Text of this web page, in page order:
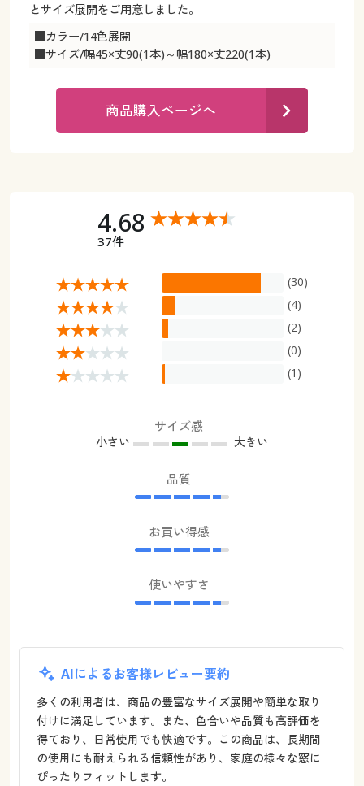
カタログ無料プレゼント
ご利用ガイド
よくある質問とお問い合わせ
会員メニュー
マイページ
閲覧履歴
ご利用ガイド
とサイズ展開をご用意しました。
■カラー/14色展開
■サイズ/幅45×丈90(1本)～幅180×丈220(1本)
商品購入ページへ
4.68
37件
(30)
(4)
(2)
(0)
(1)
サイズ感
小さい 大きい
品質
お買い得感
使いやすさ
AIによるお客様レビュー要約
多くの利用者は、商品の豊富なサイズ展開や簡単な取り
付けに満足しています。また、色合いや品質も高評価を
得ており、日常使用でも快適です。この商品は、長期間
の使用にも耐えられる信頼性があり、家庭の様々な窓に
ぴったりフィットします。